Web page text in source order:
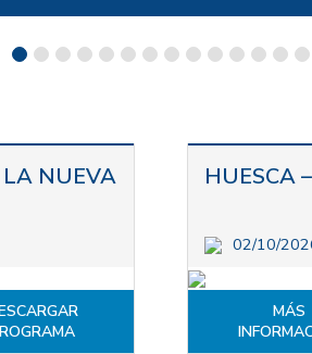
NUEVA
HUESCA
02/10/
MÁS